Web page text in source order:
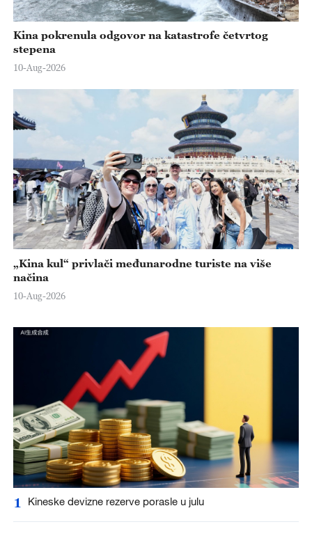
Kina pokrenula odgovor na katastrofe četvrtog
stepena
10-Aug-2026
„Kina kul“ privlači međunarodne turiste na više
načina
10-Aug-2026
1 Kineske devizne rezerve porasle u julu